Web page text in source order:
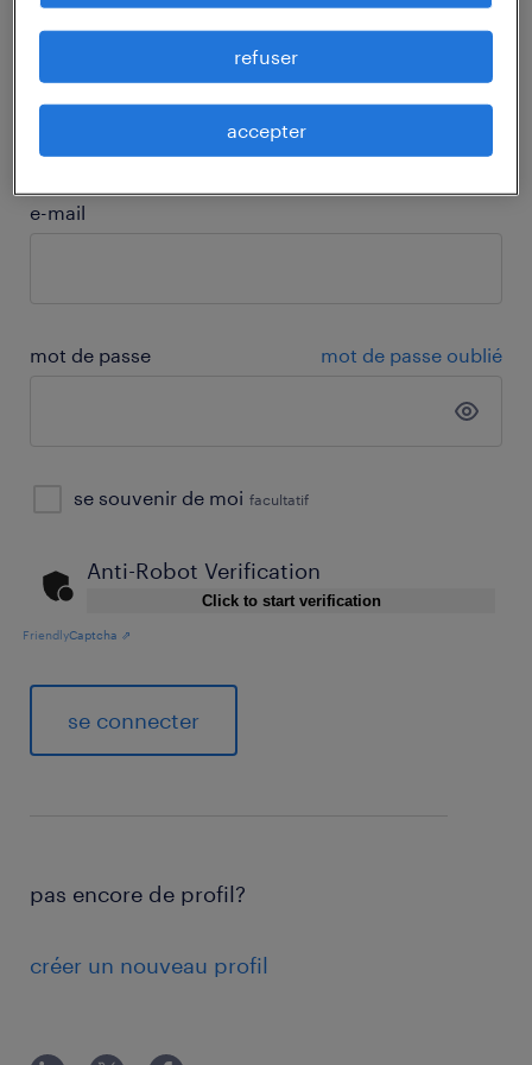
connecte-toi
e-mail
mot de passe mot de passe oublié
se souvenir de moi facultatif
Anti-Robot Verification
Click to start verification
FriendlyCaptcha ⇗
se connecter
pas encore de profil?
créer un nouveau profil
refuser
accepter